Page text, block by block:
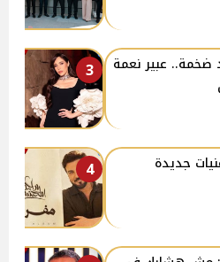
3
ضخمة.. عبير نعمة
4
يطرح 5 أغنيات جديدة